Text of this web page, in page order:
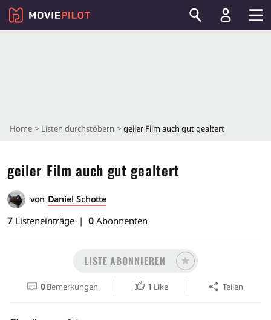
Home Listen durchstöbern geiler Film auch gut gealtert
geiler Film auch gut gealtert
von Daniel Schotte
7 Listeneinträge 0 Abonnenten
LISTE ABONNIEREN
0 Bemerkungen 1 Like Teilen